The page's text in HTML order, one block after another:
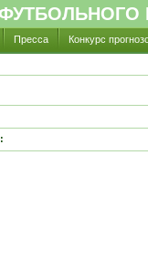
Пресса Конкурс